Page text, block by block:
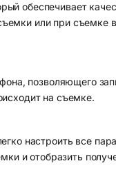
обеспечивает
или при съемке в
позволяющего
на съемке.
настроить все
и отобразить